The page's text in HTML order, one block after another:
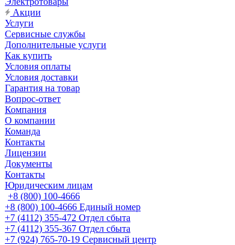
Акции
Услуги
Сервисные службы
Дополнительные услуги
Как купить
Условия оплаты
Условия доставки
Гарантия на товар
Вопрос-ответ
Компания
О компании
Команда
Контакты
Лицензии
Документы
Контакты
Юридическим лицам
+8 (800) 100-4666
+8 (800) 100-4666 Единый номер
+7 (4112) 355-472 Отдел сбыта
+7 (4112) 355-367 Отдел сбыта
+7 (924) 765-70-19 Сервисный центр